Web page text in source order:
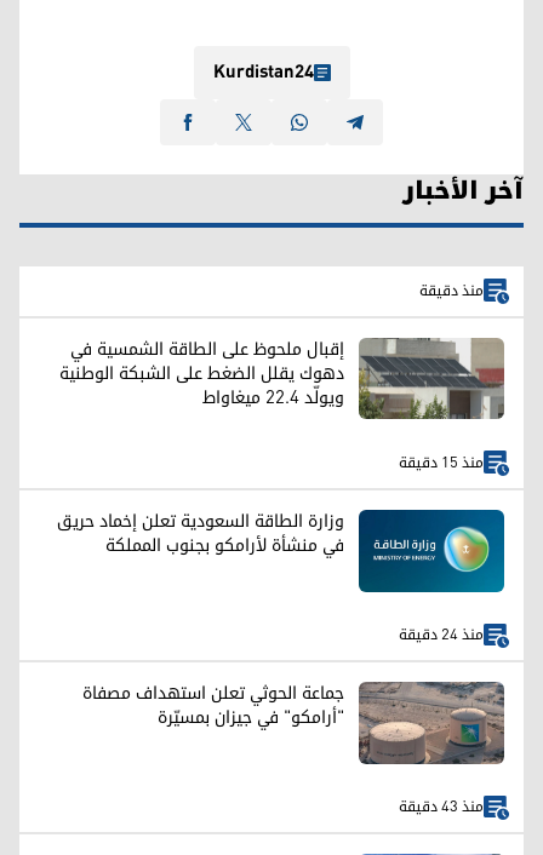
Kurdistan24
آخر الأخبار
منذ دقيقة
إقبال ملحوظ على الطاقة الشمسية في
دهوك يقلل الضغط على الشبكة الوطنية
ويولّد 22.4 ميغاواط
منذ 15 دقيقة
وزارة الطاقة السعودية تعلن إخماد حريق
في منشأة لأرامكو بجنوب المملكة
منذ 24 دقيقة
جماعة الحوثي تعلن استهداف مصفاة
"أرامكو" في جيزان بمسيّرة
منذ 43 دقيقة